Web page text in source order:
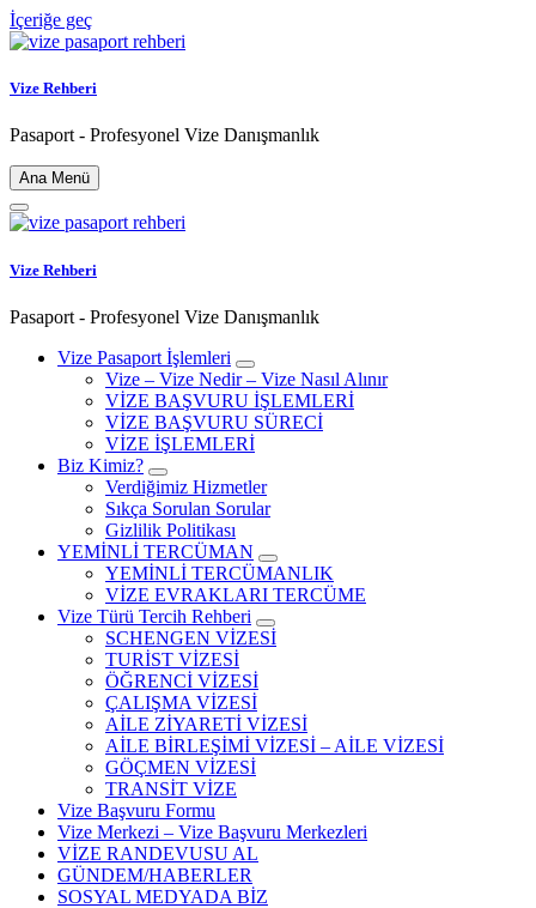
İçeriğe geç
Vize Rehberi
Pasaport - Profesyonel Vize Danışmanlık
Ana Menü
Vize Rehberi
Pasaport - Profesyonel Vize Danışmanlık
Vize Pasaport İşlemleri
Vize – Vize Nedir – Vize Nasıl Alınır
VİZE BAŞVURU İŞLEMLERİ
VİZE BAŞVURU SÜRECİ
VİZE İŞLEMLERİ
Biz Kimiz?
Verdiğimiz Hizmetler
Sıkça Sorulan Sorular
Gizlilik Politikası
YEMİNLİ TERCÜMAN
YEMİNLİ TERCÜMANLIK
VİZE EVRAKLARI TERCÜME
Vize Türü Tercih Rehberi
SCHENGEN VİZESİ
TURİST VİZESİ
ÖĞRENCİ VİZESİ
ÇALIŞMA VİZESİ
AİLE ZİYARETİ VİZESİ
AİLE BİRLEŞİMİ VİZESİ – AİLE VİZESİ
GÖÇMEN VİZESİ
TRANSİT VİZE
Vize Başvuru Formu
Vize Merkezi – Vize Başvuru Merkezleri
VİZE RANDEVUSU AL
GÜNDEM/HABERLER
SOSYAL MEDYADA BİZ